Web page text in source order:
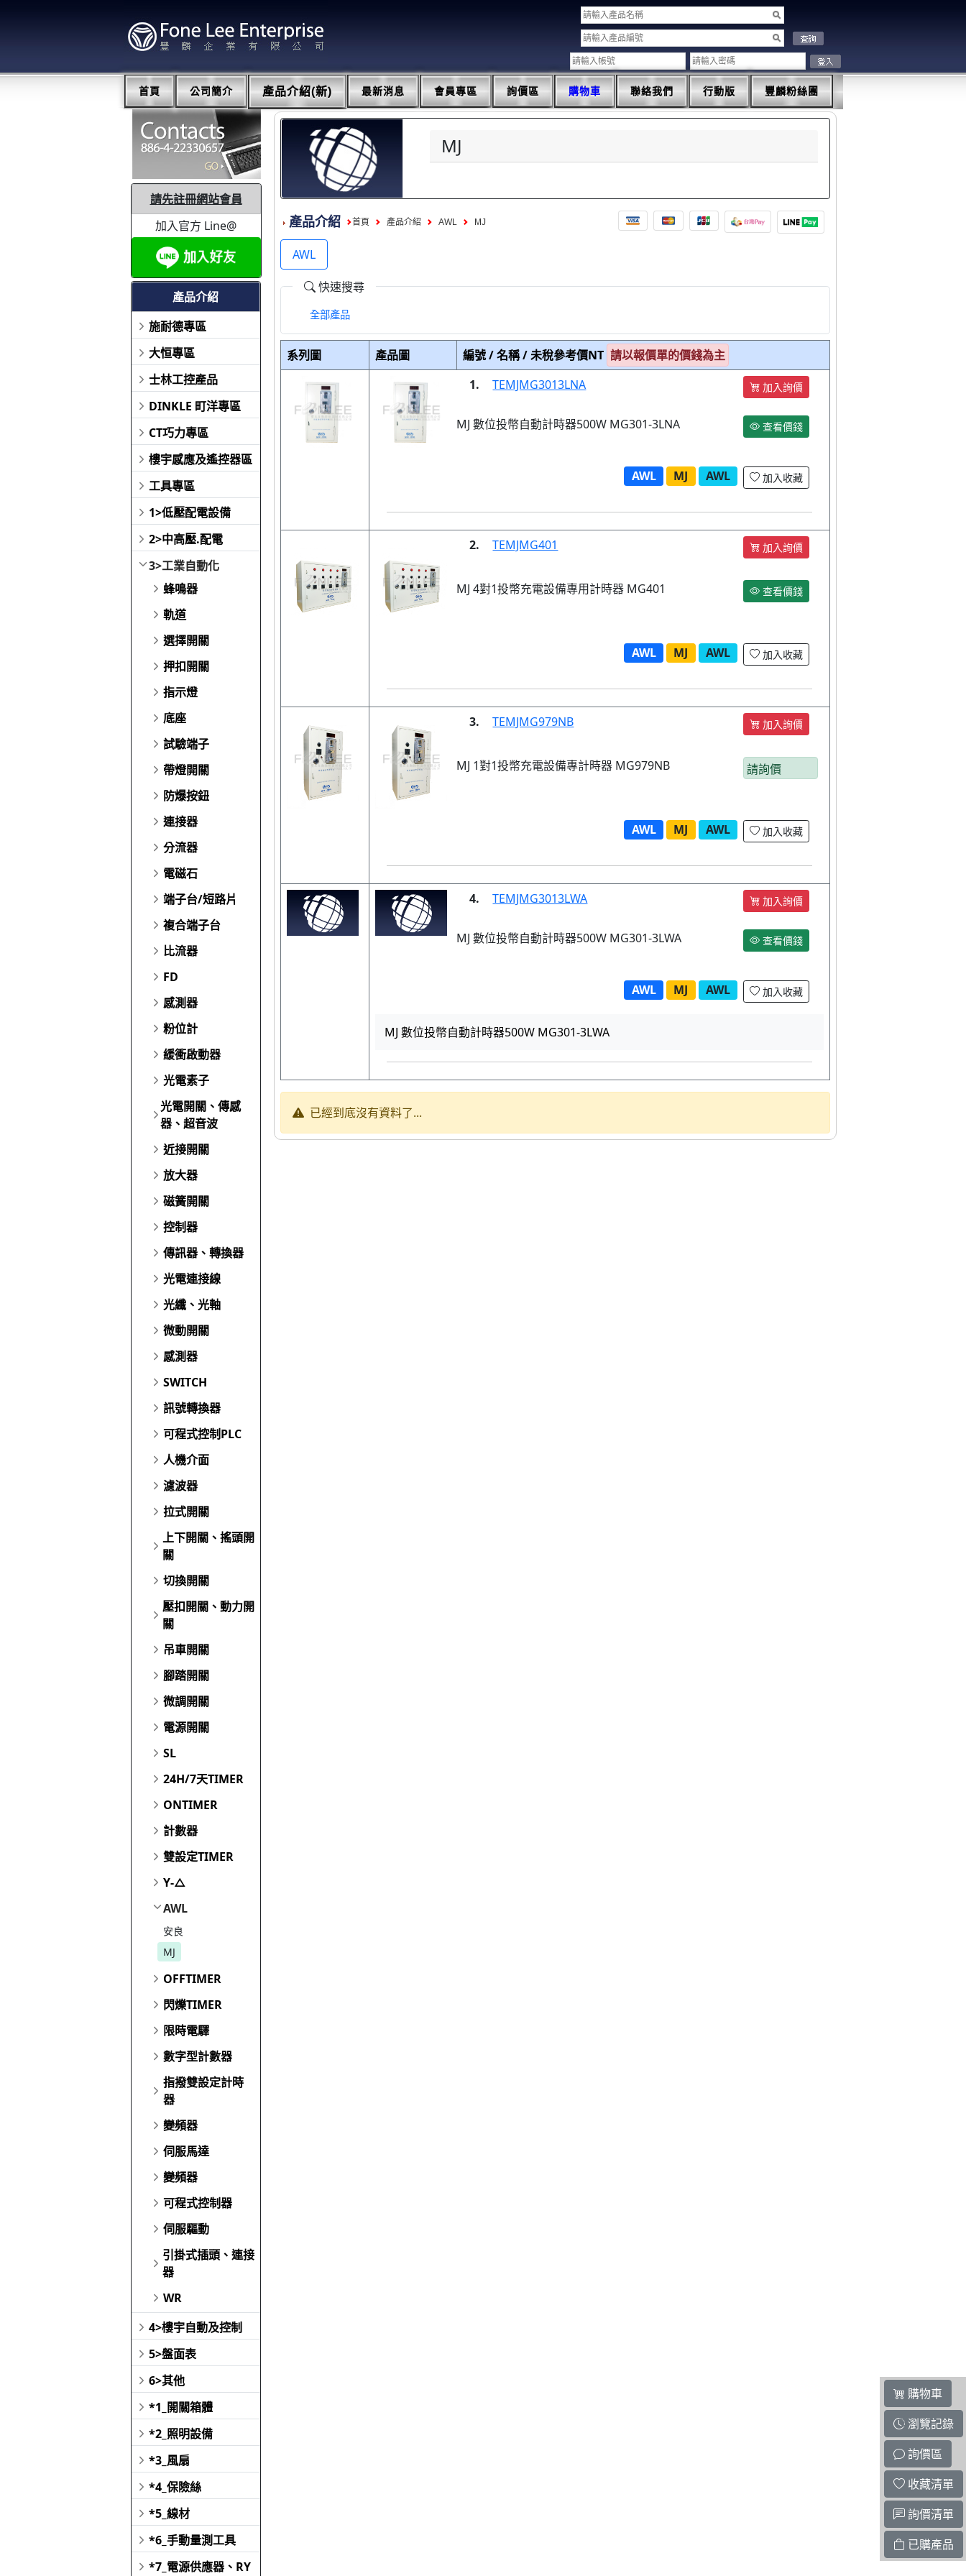
首頁 公司簡介 產品介紹(新) 最新消息 會員專區 詢價區 購物車 聯絡我們 行動版 豐麟粉絲團
請先註冊網站會員
加入官方 Line@
產品介紹
施耐德專區
大恒專區
士林工控產品
DINKLE 町洋專區
CT巧力專區
樓宇感應及遙控器區
工具專區
1>低壓配電設備
2>中高壓.配電
3>工業自動化
蜂鳴器
軌道
選擇開關
押扣開關
指示燈
底座
試驗端子
帶燈開關
防爆按鈕
連接器
分流器
電磁石
端子台/短路片
複合端子台
比流器
FD
感測器
粉位計
緩衝啟動器
光電素子
光電開關、傳感
器、超音波
近接開關
放大器
磁簧開關
控制器
傳訊器、轉換器
光電連接線
光纖、光軸
微動開關
感測器
SWITCH
訊號轉換器
可程式控制PLC
人機介面
濾波器
拉式開關
上下開關、搖頭開
關
切換開關
壓扣開關、動力開
關
吊車開關
腳踏開關
微調開關
電源開關
SL
24H/7天TIMER
ONTIMER
計數器
雙設定TIMER
Y-△
AWL
安良
MJ
OFFTIMER
閃爍TIMER
限時電驛
數字型計數器
指撥雙設定計時
器
變頻器
伺服馬達
變頻器
可程式控制器
伺服驅動
引掛式插頭、連接
器
WR
4>樓宇自動及控制
5>盤面表
6>其他
*1_開關箱體
*2_照明設備
*3_風扇
*4_保險絲
*5_線材
*6_手動量測工具
*7_電源供應器、RY
MJ
產品介紹 首頁 產品介紹 AWL MJ
AWL
快速搜尋
全部產品
系列圖 產品圖 編號 / 名稱 / 未稅參考價NT 請以報價單的價錢為主
1.
TEMJMG3013LNA 加入詢價
MJ 數位投幣自動計時器500W MG301-3LNA 查看價錢
AWL MJ AWL 加入收藏
2. TEMJMG401 加入詢價
MJ 4對1投幣充電設備專用計時器 MG401 查看價錢
AWL MJ AWL 加入收藏
3. TEMJMG979NB 加入詢價
MJ 1對1投幣充電設備專計時器 MG979NB 請詢價
AWL MJ AWL 加入收藏
4. TEMJMG3013LWA 加入詢價
MJ 數位投幣自動計時器500W MG301-3LWA 查看價錢
AWL MJ AWL 加入收藏
MJ 數位投幣自動計時器500W MG301-3LWA
已經到底沒有資料了...
購物車
瀏覽記錄
詢價區
收藏清單
詢價清單
已購產品